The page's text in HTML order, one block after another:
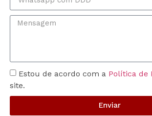
Estou de acordo com a Política de
site.
Enviar